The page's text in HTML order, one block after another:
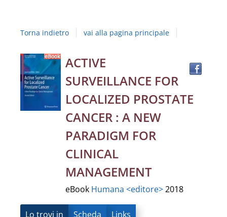
Campania
Vanvitelli"
Torna indietro vai alla pagina principale
Dettaglio
del
documento
ACTIVE
SURVEILLANCE FOR
LOCALIZED PROSTATE
CANCER : A NEW
PARADIGM FOR
CLINICAL
MANAGEMENT
eBook Humana <editore>2018
Lo trovi in Scheda Links